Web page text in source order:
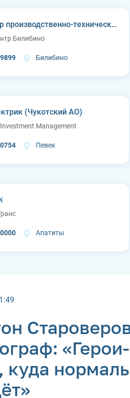
Инженер производственно-технического отдела
Билибино
Билибино
(Чукотский АО)
Management
Певек
Апатиты
куда